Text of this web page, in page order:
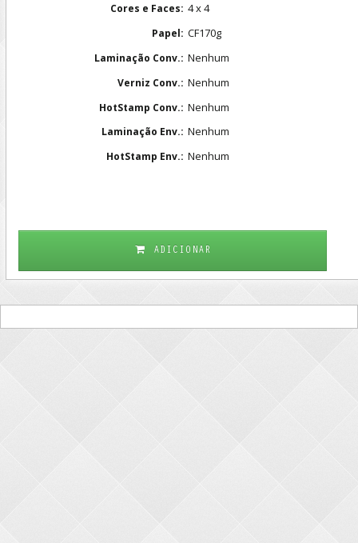
Cores e Faces: 4 x 4
Papel: CF170g
Laminação Conv.: Nenhum
Verniz Conv.: Nenhum
HotStamp Conv.: Nenhum
Laminação Env.: Nenhum
HotStamp Env.: Nenhum
ADICIONAR